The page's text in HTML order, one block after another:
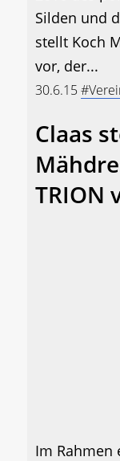
Silden und
stellt Koch
vor, der...
30.6.15
Claas
TRION
Im Rahmen